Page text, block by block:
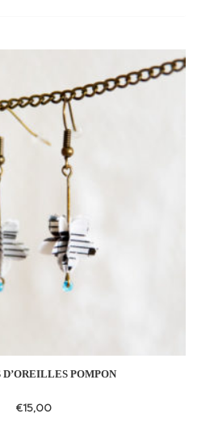
wishlist
D’OREILLES POMPON
€15,00